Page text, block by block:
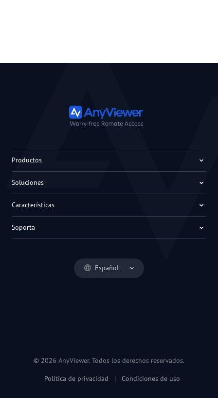
Español
Productos
Soluciones
Características
Soporta
© 2026 AnyViewer. Todos los derechos reservados.
Política de privacidad | Condiciones de uso